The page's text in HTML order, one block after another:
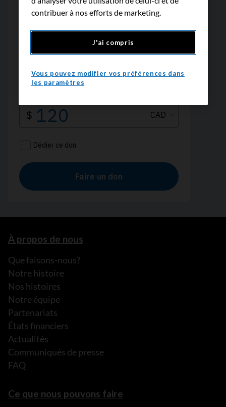
À propos de nous
Que faisons-nous?
Notre histoire
Nos histoires
Notre équipe
Partenariats
États financiers
Actualités
Communiqués de presse
FAQ
Ce que nous pouvons faire
contribuer à nos efforts de marketing.
J'ai compris
Vous pouvez modifier vos préférences dans
les paramètres